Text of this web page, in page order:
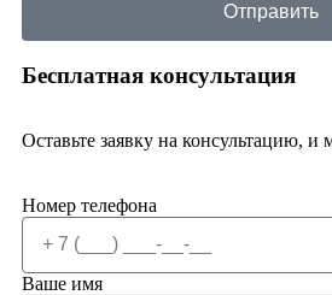
Отправить
Бесплатная консультация
Оставьте заявку на консультацию,
Номер телефона
Ваше имя